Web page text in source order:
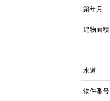
築年月
建物面積
水道
物件番号